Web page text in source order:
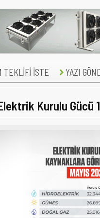
TEKLİFİ İSTE YAZI
Kurulu Gücü